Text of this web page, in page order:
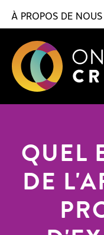
À PROPOS DE NOUS
QUEL
DE